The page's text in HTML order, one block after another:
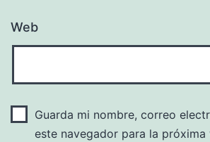
Web
Guarda mi nombre, correo
este navegador para la próxima